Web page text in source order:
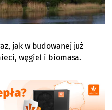
jak w budowanej już
węgiel i biomasa.